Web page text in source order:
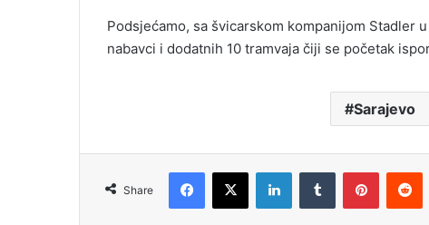
Podsjećamo, sa švicarskom kompanijom Stadler
nabavci i dodatnih 10 tramvaja čiji se početak
Sarajevo
Share
Facebook
X LinkedInTumblr Pinterest